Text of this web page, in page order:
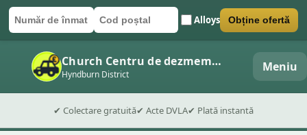
Număr de înmatriculare
Cod poștal Alloys
Trimite formularul Obține ofertă
Church Centru de dezmembrări auto
Hyndburn District Meniu
✔ Colectare gratuită✔ Acte DVLA✔ Plată instantă